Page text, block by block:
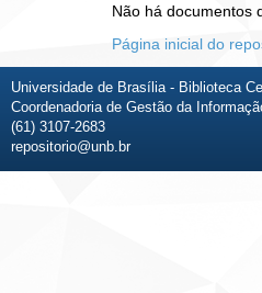
Não há documentos
Página inicial do
Universidade de Brasília - Biblioteca
Coordenadoria de Gestão da
(61) 3107-2683
repositorio@unb.br